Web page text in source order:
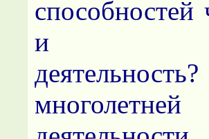
способностей
и